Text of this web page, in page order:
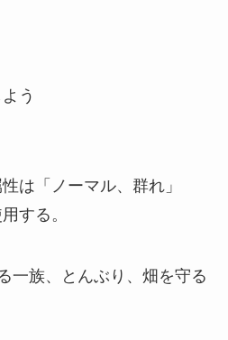
う
は「ノーマル、群れ」
する。
一族、とんぶり、畑を守る